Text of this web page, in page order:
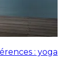
: yoga